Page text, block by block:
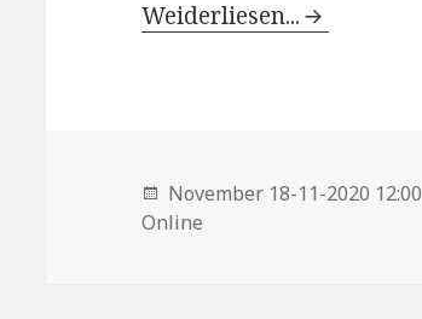
Weiderliesen...
November 18-11-2020 12:00
Online